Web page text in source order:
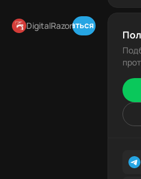
DigitalRazor
Подписаться в Telegram